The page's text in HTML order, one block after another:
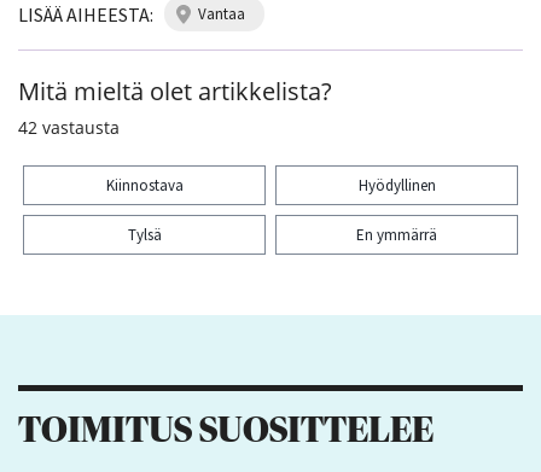
LISÄÄ AIHEESTA: vantaa
Mitä mieltä olet artikkelista?
42 vastausta
Kiinnostava Hyödyllinen
Tylsä En ymmärrä
TOIMITUS SUOSITTELEE